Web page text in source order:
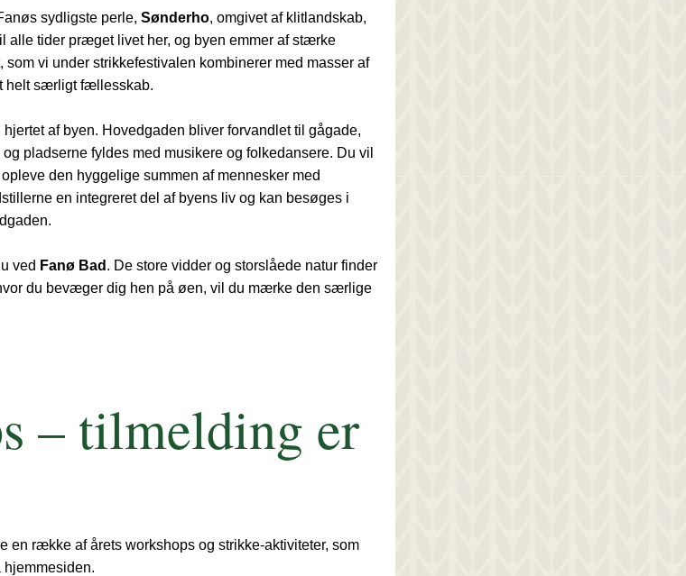
sydligste perle, Sønderho, omgivet af klitlandskab,
alle tider præget livet her, og byen emmer af stærke
vi under strikkefestivalen kombinerer med masser af
helt særligt fællesskab.
af byen. Hovedgaden bliver forvandlet til gågade,
pladserne fyldes med musikere og folkedansere. Du vil
den hyggelige summen af mennesker med
en integreret del af byens liv og kan besøges i
ved Fanø Bad . De store vidder og storslåede natur finder
du bevæger dig hen på øen, vil du mærke den særlige
– tilmelding er
en række af årets workshops og strikke-aktiviteter, som